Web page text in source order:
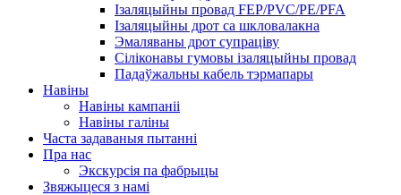
Ізаляцыйны провад FEP/PVC/PE/PFA
Ізаляцыйны дрот са шкловалакна
Эмаляваны дрот супраціву
Сіліконавы гумовы ізаляцыйны провад
Падаўжальны кабель тэрмапары
Навіны
Навіны кампаніі
Навіны галіны
Часта задаваныя пытанні
Пра нас
Экскурсія па фабрыцы
Звяжыцеся з намі